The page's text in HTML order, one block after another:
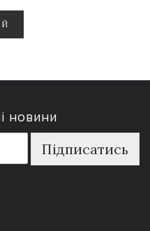
новини
Підписатись